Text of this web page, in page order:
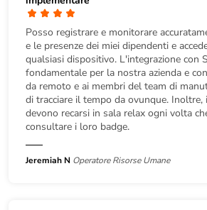
Posso registrare e monitorare
e le presenze dei miei dipendenti e
qualsiasi dispositivo. L'integrazione con
fondamentale per la nostra azienda e
da remoto e ai membri del team di
di tracciare il tempo da ovunque. Inoltre,
devono recarsi in sala relax ogni volta
consultare i loro badge.
Jeremiah N Operatore Risorse Umane